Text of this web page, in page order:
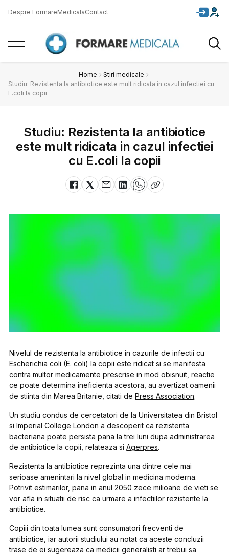
Despre FormareMedicalaContact
Home
Stiri medicale
Studiu: Rezistenta la antibiotice este mult ridicata in cazul infectiei cu
E.coli la copii
Studiu: Rezistenta la antibiotice
este mult ridicata in cazul infectiei
cu E.coli la copii
Nivelul de rezistenta la antibiotice in cazurile de infectii cu
Escherichia coli (E. coli) la copii este ridicat si se manifesta
contra multor medicamente prescrise in mod obisnuit, reactie
ce poate determina ineficienta acestora, au avertizat oamenii
de stiinta din Marea Britanie, citati dePress Association.
Un studiu condus de cercetatori de la Universitatea din Bristol
si Imperial College London a descoperit ca rezistenta
bacteriana poate persista pana la trei luni dupa administrarea
de antibiotice la copii, relateaza siAgerpres.
Rezistenta la antibiotice reprezinta una dintre cele mai
serioase amenintari la nivel global in medicina moderna.
Potrivit estimarilor, pana in anul 2050 zece milioane de vieti se
vor afla in situatii de risc ca urmare a infectiilor rezistente la
antibiotice.
Copiii din toata lumea sunt consumatori frecventi de
antibiotice, iar autorii studiului au notat ca aceste concluzii
trase de ei sugereaza ca medicii generalisti ar trebui sa